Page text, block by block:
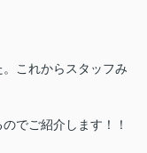
これからスタッフみ
でご紹介します！！